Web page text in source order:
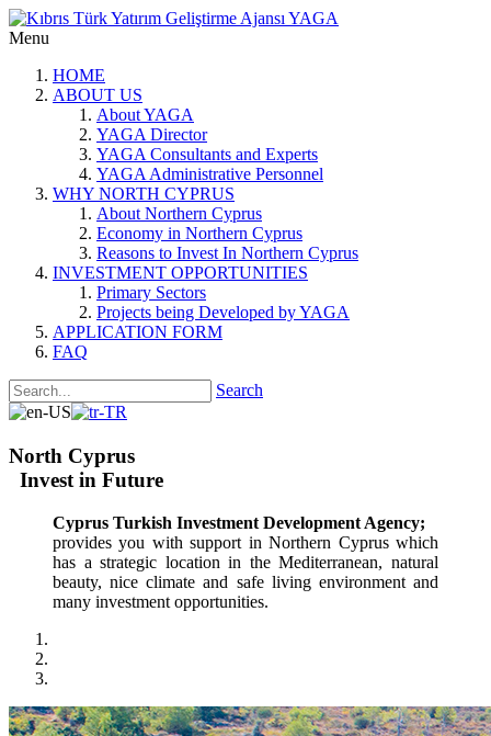
Menu
HOME
ABOUT US
About YAGA
YAGA Director
YAGA Consultants and Experts
YAGA Administrative Personnel
WHY NORTH CYPRUS
About Northern Cyprus
Economy in Northern Cyprus
Reasons to Invest In Northern Cyprus
INVESTMENT OPPORTUNITIES
Primary Sectors
Projects being Developed by YAGA
APPLICATION FORM
FAQ
Search
North Cyprus
Invest in Future
Cyprus Turkish Investment Development Agency;
provides you with support in Northern Cyprus which
has a strategic location in the Mediterranean, natural
beauty, nice climate and safe living environment and
many investment opportunities.